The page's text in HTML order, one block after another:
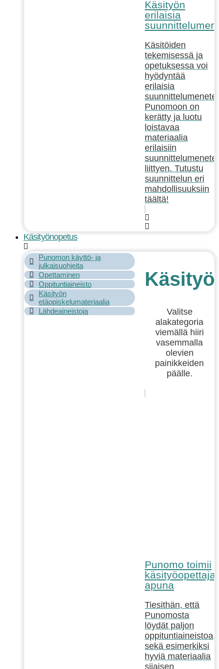
Käsityön
erilaisia
Käsitöiden
tekemisessä ja
opetuksessa voi
hyödyntää
erilaisia
Punomoon on
kerätty ja luotu
loistavaa
materiaalia
erilaisiin
liittyen. Tutustu
suunnittelun eri
mahdollisuuksiin
täältä!
Käsityönopetus
Punomon käyttö- ja
julkaisuohjeita
Opettaminen
Oppituntiaineisto
Käsityön
etäopiskelumateriaalia
Lähdeaineistoja
Valitse
alakategoria
viemällä hiiri
vasemmalla
olevien
painikkeiden
päälle.
Punomo toimii
apuna
Tiesithän, että
Punomosta
löydät paljon
oppituntiaineistoa,
sekä esimerkiksi
hyviä materiaalia
sijaisen